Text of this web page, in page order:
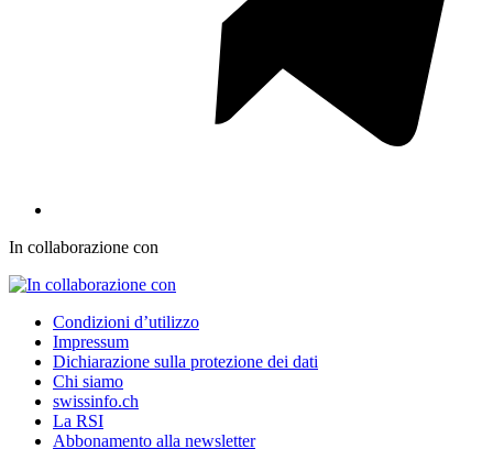
In collaborazione con
Condizioni d’utilizzo
Impressum
Dichiarazione sulla protezione dei dati
Chi siamo
swissinfo.ch
La RSI
Abbonamento alla newsletter